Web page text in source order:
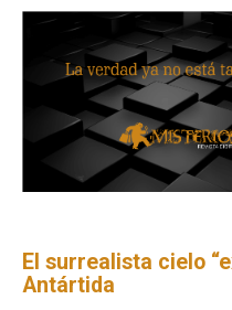
El surrealista cielo
Antártida